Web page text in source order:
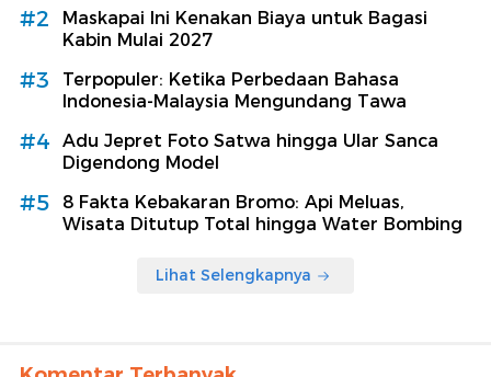
#2
Maskapai Ini Kenakan Biaya untuk Bagasi
Kabin Mulai 2027
#3
Terpopuler: Ketika Perbedaan Bahasa
Indonesia-Malaysia Mengundang Tawa
#4
Adu Jepret Foto Satwa hingga Ular Sanca
Digendong Model
#5
8 Fakta Kebakaran Bromo: Api Meluas,
Wisata Ditutup Total hingga Water Bombing
Lihat Selengkapnya